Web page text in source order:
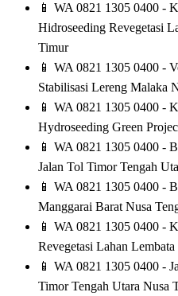
📱 WA 0821 1305 0400 -
Hidroseeding Revegetasi
Timur
📱 WA 0821 1305 0400 -
Stabilisasi Lereng Malaka
📱 WA 0821 1305 0400 -
Hydroseeding Green
📱 WA 0821 1305 0400 -
Jalan Tol Timor Tengah
📱 WA 0821 1305 0400 -
Manggarai Barat Nusa
📱 WA 0821 1305 0400 -
Revegetasi Lahan
📱 WA 0821 1305 0400 -
Timor Tengah Utara Nusa